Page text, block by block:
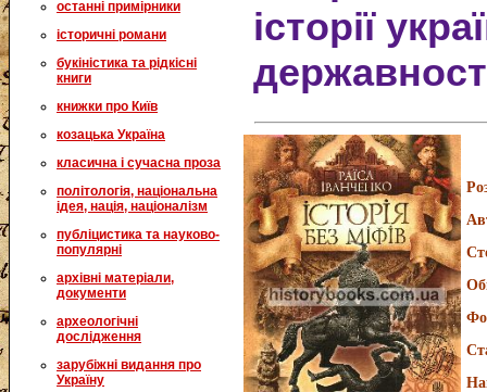
останні примірники
історичні романи
букіністика та рідкісні
книги
книжки про Київ
козацька Україна
класична і сучасна проза
політологія, національна
ідея, нація, націоналізм
публіцистика та науково-
популярні
архівні матеріали,
документи
археологічні
дослідження
зарубіжні видання про
Україну
історії